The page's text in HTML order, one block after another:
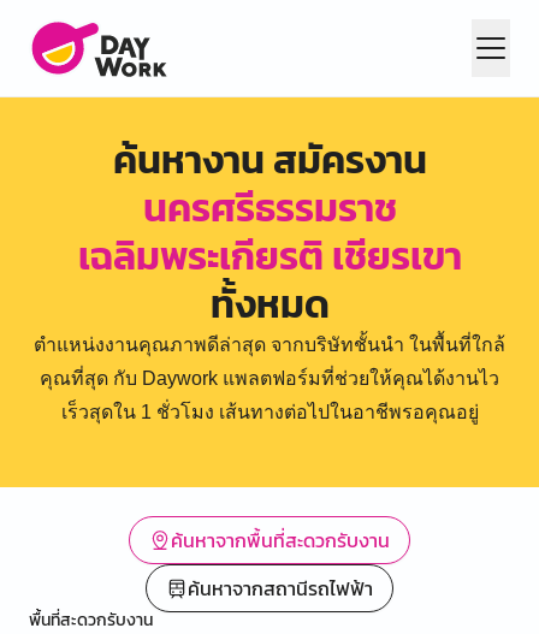
ค้นหางาน สมัครงาน
นครศรีธรรมราช
เฉลิมพระเกียรติ เชียรเขา
ทั้งหมด
ตำแหน่งงานคุณภาพดีล่าสุด จากบริษัทชั้นนำ ในพื้นที่ใกล้
คุณที่สุด กับ Daywork แพลตฟอร์มที่ช่วยให้คุณได้งานไว
เร็วสุดใน 1 ชั่วโมง เส้นทางต่อไปในอาชีพรอคุณอยู่
ค้นหาจากพื้นที่สะดวกรับงาน
ค้นหาจากสถานีรถไฟฟ้า
พื้นที่สะดวกรับงาน